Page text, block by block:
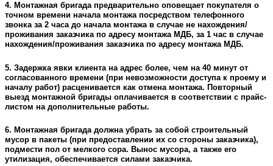
4. Монтажная бригада предварительно оповещает покупателя о
точном времени начала монтажа посредством телефонного
звонка за 2 часа до начала монтажа в случае не нахождения/
проживания заказчика по адресу монтажа МДБ, за 1 час в случае
нахождения/проживания заказчика по адресу монтажа МДБ.
5. Задержка явки клиента на адрес более, чем на 40 минут от
согласованного времени (при невозможности доступа к проему и
началу работ) расценивается как отмена монтажа. Повторный
выезд монтажной бригады оплачивается в соответствии с прайс-
листом на дополнительные работы.
6. Монтажная бригада должна убрать за собой строительный
мусор в пакеты (при предоставлении их со стороны заказчика),
подмести пол от мелкого сора. Вынос мусора, а также его
утилизация, обеспечивается силами заказчика.